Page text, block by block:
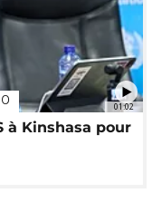
01:02
à Kinshasa pour